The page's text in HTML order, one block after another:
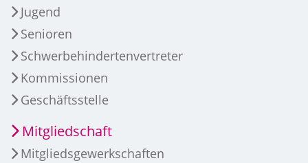
Jugend
Senioren
Schwerbehindertenvertreter
Kommissionen
Geschäftsstelle
Mitgliedschaft
Mitgliedsgewerkschaften